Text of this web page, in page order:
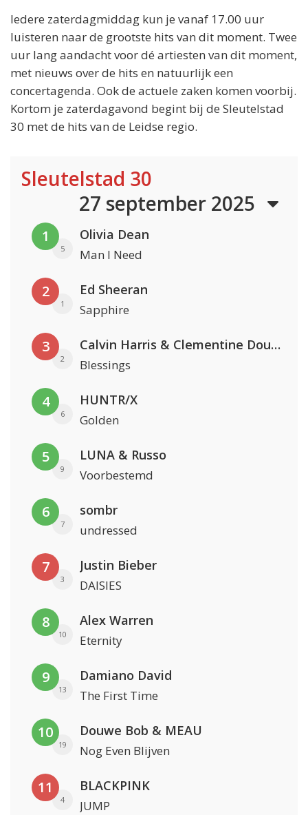
Iedere zaterdagmiddag kun je vanaf 17.00 uur
luisteren naar de grootste hits van dit moment. Twee
uur lang aandacht voor dé artiesten van dit moment,
met nieuws over de hits en natuurlijk een
concertagenda. Ook de actuele zaken komen voorbij.
Kortom je zaterdagavond begint bij de Sleutelstad
30 met de hits van de Leidse regio.
Sleutelstad 30
27 september 2025
1
5
Olivia Dean
Man I Need
2
1
Ed Sheeran
Sapphire
3
2
Calvin Harris & Clementine Douglas
Blessings
4
6
HUNTR/X
Golden
5
9
LUNA & Russo
Voorbestemd
6
7
sombr
undressed
7
3
Justin Bieber
DAISIES
8
10
Alex Warren
Eternity
9
13
Damiano David
The First Time
10
19
Douwe Bob & MEAU
Nog Even Blijven
11
4
BLACKPINK
JUMP